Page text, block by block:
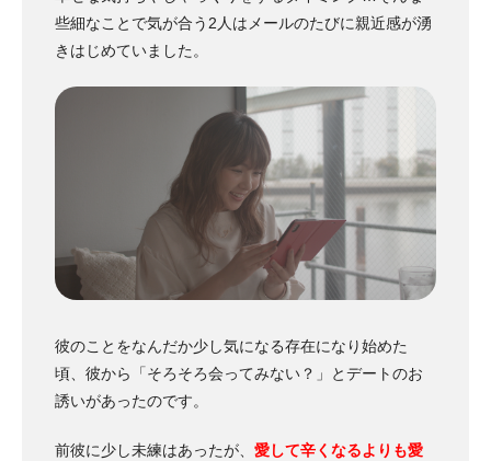
些細なことで気が合う2人はメールのたびに親近感が湧
きはじめていました。
彼のことをなんだか少し気になる存在になり始めた
頃、彼から「そろそろ会ってみない？」とデートのお
誘いがあったのです。
前彼に少し未練はあったが、 愛して辛くなるよりも愛